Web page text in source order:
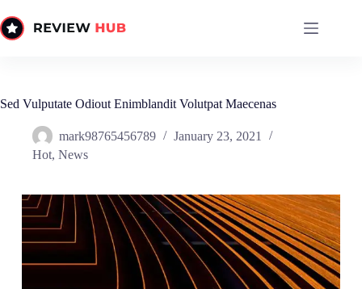
to
content
Sed Vulputate Odiout Enimblandit Volutpat Maecenas
mark98765456789
January 23, 2021
Hot, News